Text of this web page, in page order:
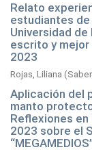
Relato
estudiantes de
Universidad
escrito y mejor
2023
Rojas, Liliana (
Aplicación del
manto
Reflexiones
2023 sobre el